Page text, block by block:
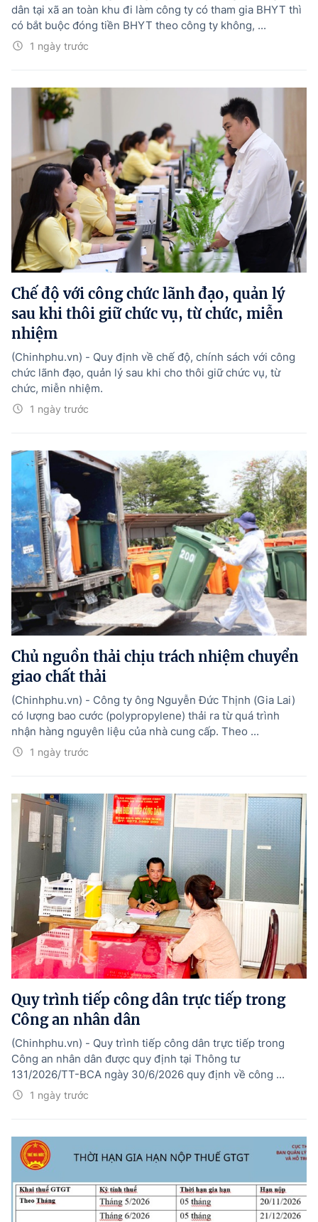
1 ngày trước
dân tại xã an toàn khu đi làm công ty có tham gia BHYT thì
có bắt buộc đóng tiền BHYT theo công ty không, ...
Chế độ với công chức lãnh đạo, quản lý
sau khi thôi giữ chức vụ, từ chức, miễn
nhiệm
1 ngày trước
(Chinhphu.vn) - Quy định về chế độ, chính sách với công
chức lãnh đạo, quản lý sau khi cho thôi giữ chức vụ, từ
chức, miễn nhiệm.
Chủ nguồn thải chịu trách nhiệm chuyển
giao chất thải
1 ngày trước
(Chinhphu.vn) - Công ty ông Nguyễn Đức Thịnh (Gia Lai)
có lượng bao cước (polypropylene) thải ra từ quá trình
nhận hàng nguyên liệu của nhà cung cấp. Theo ...
Quy trình tiếp công dân trực tiếp trong
Công an nhân dân
1 ngày trước
(Chinhphu.vn) - Quy trình tiếp công dân trực tiếp trong
Công an nhân dân được quy định tại Thông tư
131/2026/TT-BCА ngày 30/6/2026 quy định về công ...